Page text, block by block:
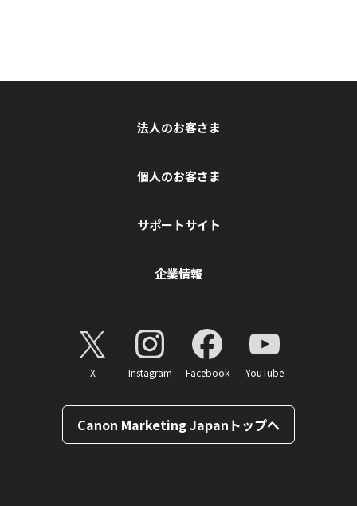
法人のお客さま
個人のお客さま
サポートサイト
企業情報
X Instagram Facebook YouTube
Canon Marketing Japanトップへ